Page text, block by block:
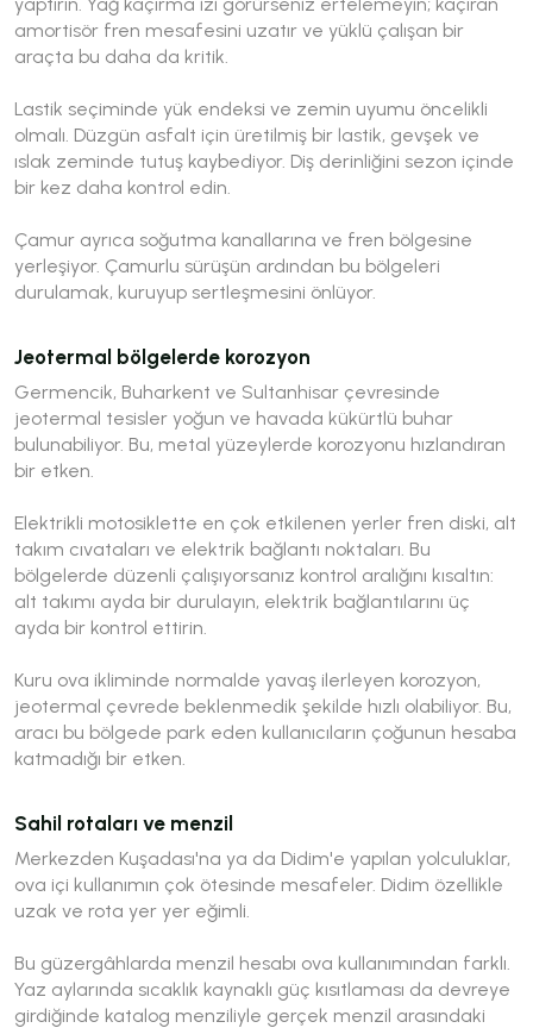
amortisör fren mesafesini uzatır ve yüklü çalışan bir
araçta bu daha da kritik.
Lastik seçiminde yük endeksi ve zemin uyumu öncelikli
olmalı. Düzgün asfalt için üretilmiş bir lastik, gevşek ve
ıslak zeminde tutuş kaybediyor. Diş derinliğini sezon içinde
bir kez daha kontrol edin.
Çamur ayrıca soğutma kanallarına ve fren bölgesine
yerleşiyor. Çamurlu sürüşün ardından bu bölgeleri
durulamak, kuruyup sertleşmesini önlüyor.
Jeotermal bölgelerde korozyon
Germencik, Buharkent ve Sultanhisar çevresinde
jeotermal tesisler yoğun ve havada kükürtlü buhar
bulunabiliyor. Bu, metal yüzeylerde korozyonu hızlandıran
bir etken.
Elektrikli motosiklette en çok etkilenen yerler fren diski, alt
takım cıvataları ve elektrik bağlantı noktaları. Bu
bölgelerde düzenli çalışıyorsanız kontrol aralığını kısaltın:
alt takımı ayda bir durulayın, elektrik bağlantılarını üç
ayda bir kontrol ettirin.
Kuru ova ikliminde normalde yavaş ilerleyen korozyon,
jeotermal çevrede beklenmedik şekilde hızlı olabiliyor. Bu,
aracı bu bölgede park eden kullanıcıların çoğunun hesaba
katmadığı bir etken.
Sahil rotaları ve menzil
Merkezden Kuşadası'na ya da Didim'e yapılan yolculuklar,
ova içi kullanımın çok ötesinde mesafeler. Didim özellikle
uzak ve rota yer yer eğimli.
Bu güzergâhlarda menzil hesabı ova kullanımından farklı.
Yaz aylarında sıcaklık kaynaklı güç kısıtlaması da devreye
girdiğinde katalog menziliyle gerçek menzil arasındaki